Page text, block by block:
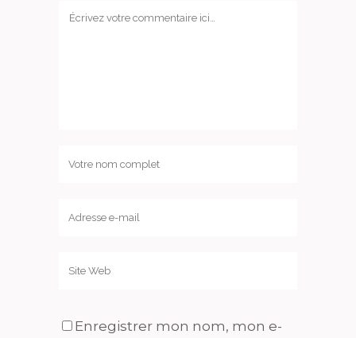
Enregistrer mon nom, mon e-